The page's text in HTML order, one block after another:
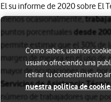
El su informe de 2020 sobre El
menos ocasionalmente,
puntos porcentuales desde
permite estimar que el 30% de
margen de mejora en el uso de
mayor de ocupaciones que, por
Servicios de Asistencia
número de trabajadores que
Como sabes, usamos
usuario ofreciendo una
retirar tu consentimiento
nuestra política de